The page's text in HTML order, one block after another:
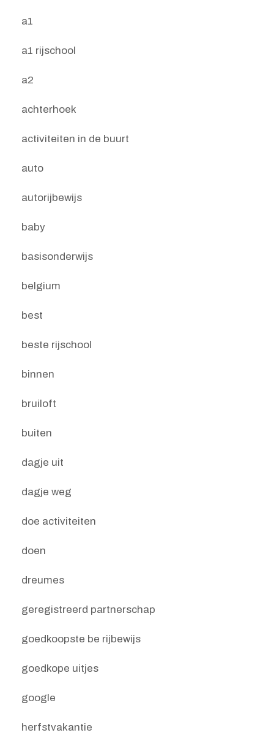
a1
a1 rijschool
a2
achterhoek
activiteiten in de buurt
auto
autorijbewijs
baby
basisonderwijs
belgium
best
beste rijschool
binnen
bruiloft
buiten
dagje uit
dagje weg
doe activiteiten
doen
dreumes
geregistreerd partnerschap
goedkoopste be rijbewijs
goedkope uitjes
google
herfstvakantie